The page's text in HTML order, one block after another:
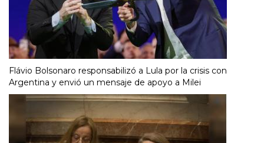
Flávio Bolsonaro responsabilizó a Lula por la crisis con
Argentina y envió un mensaje de apoyo a Milei